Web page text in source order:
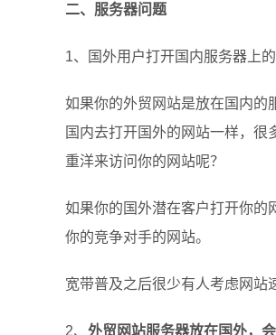
二、服务器问题
1、国外用户打开国内服务器上
如果你的外贸网站是放在国内的
国内去打开国外的网站一样，
重洋来访问你的网站呢？
如果你的国外潜在客户打开你的
你的竞争对手的网站。
宽带普及之后很少有人考虑网站
2、 外贸网站服务器放在国外，